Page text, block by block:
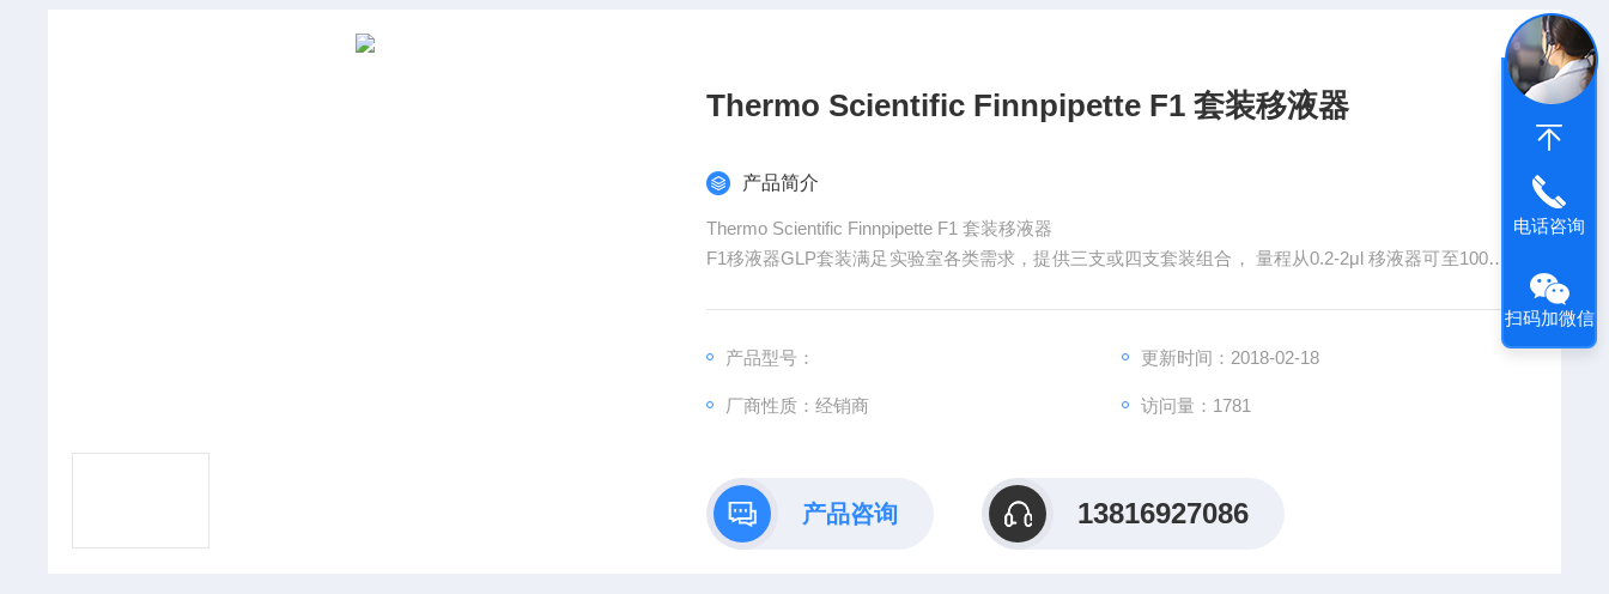
Thermo Scientific Finnpipette F1 套装移液器
产品简介
Thermo Scientific Finnpipette F1 套装移液器
F1移液器GLP套装满足实验室各类需求，提供三支或四支套装组合， 量程从0.2-2μl 移液器可至1000-1
产品型号： 更新时间：2018-02-18
厂商性质：经销商 访问量：1781
产品咨询 13816927086
电话咨询
扫码加微信